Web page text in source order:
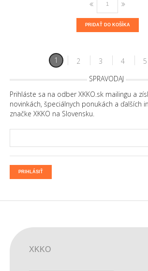
PRIDAŤ DO KOŠÍKA
1 2 3 4
5
SPRAVODAJ
Prihláste sa na odber XKKO.sk mailingu a
novinkách, špeciálnych ponukách a ďalších
značke XKKO na Slovensku.
PRIHLÁSIŤ
XKKO